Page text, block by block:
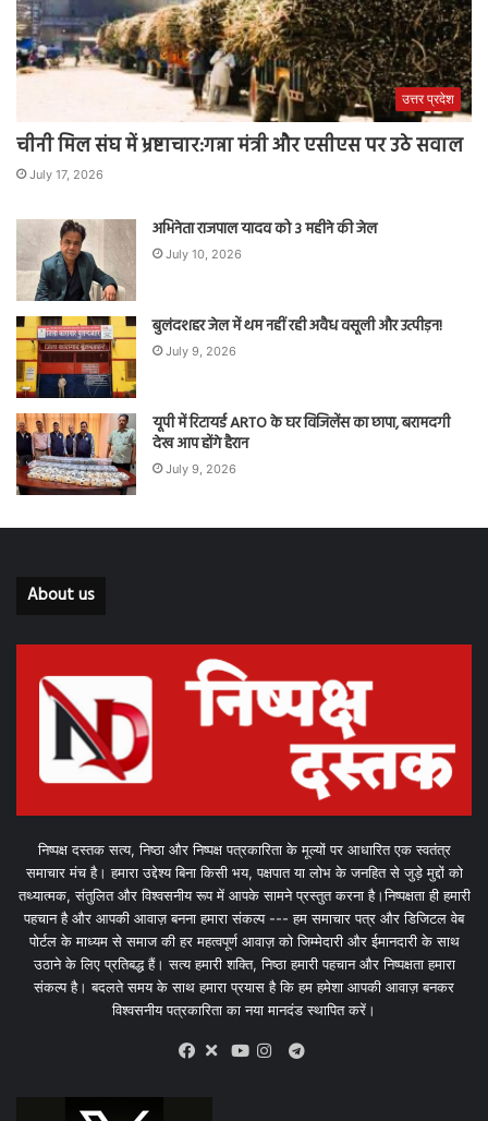
उत्तर प्रदेश
चीनी मिल संघ में भ्रष्टाचार:गन्ना मंत्री और एसीएस पर उठे सवाल
July 17, 2026
अभिनेता राजपाल यादव को 3 महीने की जेल
July 10, 2026
बुलंदशहर जेल में थम नहीं रही अवैध वसूली और उत्पीड़न!
July 9, 2026
यूपी में रिटायर्ड ARTO के घर विजिलेंस का छापा, बरामदगी
देख आप होंगे हैरान
July 9, 2026
About us
निष्पक्ष दस्तक सत्य, निष्ठा और निष्पक्ष पत्रकारिता के मूल्यों पर आधारित एक स्वतंत्र
समाचार मंच है। हमारा उद्देश्य बिना किसी भय, पक्षपात या लोभ के जनहित से जुड़े मुद्दों को
तथ्यात्मक, संतुलित और विश्वसनीय रूप में आपके सामने प्रस्तुत करना है।निष्पक्षता ही हमारी
पहचान है और आपकी आवाज़ बनना हमारा संकल्प --- हम समाचार पत्र और डिजिटल वेब
पोर्टल के माध्यम से समाज की हर महत्वपूर्ण आवाज़ को जिम्मेदारी और ईमानदारी के साथ
उठाने के लिए प्रतिबद्ध हैं। सत्य हमारी शक्ति, निष्ठा हमारी पहचान और निष्पक्षता हमारा
संकल्प है। बदलते समय के साथ हमारा प्रयास है कि हम हमेशा आपकी आवाज़ बनकर
विश्वसनीय पत्रकारिता का नया मानदंड स्थापित करें।
X
Telegram